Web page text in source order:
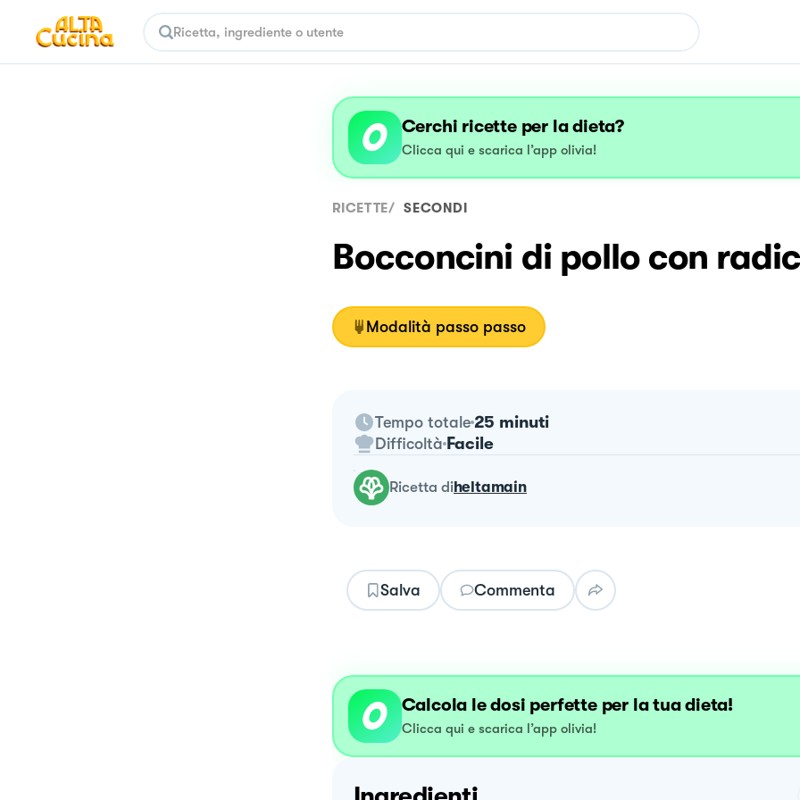
Cerchi ricette per la dieta?
Clicca qui e scarica l’app olivia!
RICETTE/ SECONDI
Bocconcini di pollo con
Modalità passo passo
Tempo totale 25 minuti
Difficoltà Facile
ricetta diheltamain
Salva Commenta
Calcola le dosi perfette per la tua dieta!
Clicca qui e scarica l’app olivia!